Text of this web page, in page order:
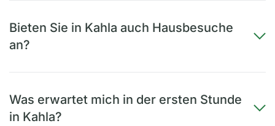
Bieten Sie in Kahla auch Hausbesuche
an?
Was erwartet mich in der ersten Stunde
in Kahla?